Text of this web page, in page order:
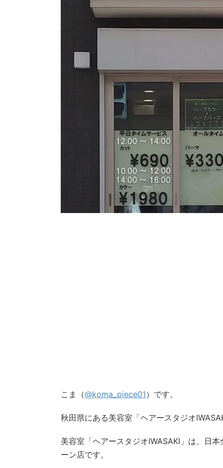
こま（@koma_piece01）です。
秋田県にある美容室「ヘアースタジオ
美容室「ヘアースタジオIWASAKI」は、日
ーン店です。